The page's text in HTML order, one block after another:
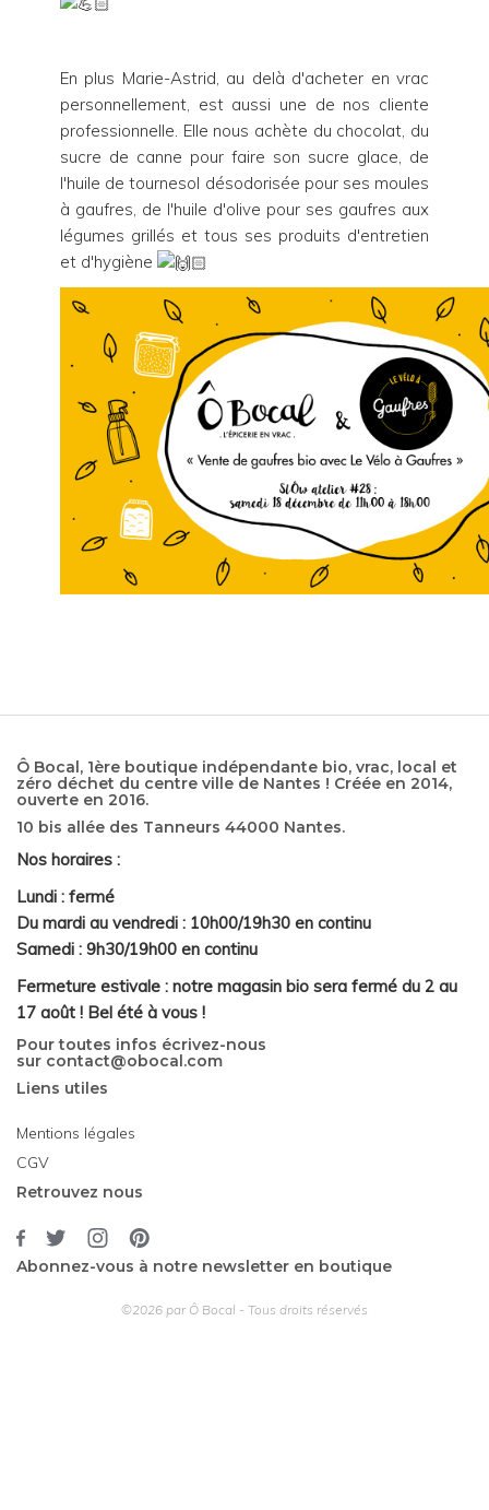
En plus Marie-Astrid, au delà d'acheter en vrac
personnellement, est aussi une de nos cliente
professionnelle. Elle nous achète du chocolat, du
sucre de canne pour faire son sucre glace, de
l'huile de tournesol désodorisée pour ses moules
à gaufres, de l'huile d'olive pour ses gaufres aux
légumes grillés et tous ses produits d'entretien
et d'hygiène
Ô Bocal, 1ère boutique indépendante bio, vrac, local et
zéro déchet du centre ville de Nantes ! Créée en 2014,
ouverte en 2016.
10 bis allée des Tanneurs 44000 Nantes.
Nos horaires :
Lundi : fermé
Du mardi au vendredi : 10h00/19h30 en continu
Samedi : 9h30/19h00 en continu
Fermeture estivale : notre magasin bio sera fermé du 2 au
17 août ! Bel été à vous !
Pour toutes infos écrivez-nous
sur contact@obocal.com
Liens utiles
Mentions légales
CGV
Retrouvez nous
Abonnez-vous à notre newsletter en boutique
©2026 par Ô Bocal - Tous droits réservés